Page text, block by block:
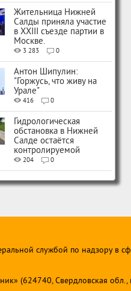
Жительница Нижней
Салды приняла участие
в XXIII съезде партии в
Москве.
3 283 0
Антон Шипулин:
"Горжусь, что живу на
Урале"
416 0
Гидрологическая
обстановка в Нижней
Салде остаётся
контролируемой
204 0
службой по надзору в
(624740, Свердловская